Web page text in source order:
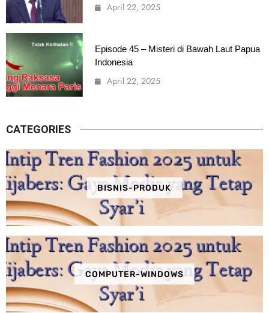
April 22, 2025
Episode 45 – Misteri di Bawah Laut Papua
Indonesia
April 22, 2025
CATEGORIES
BISNIS-PRODUK
COMPUTER-WINDOWS